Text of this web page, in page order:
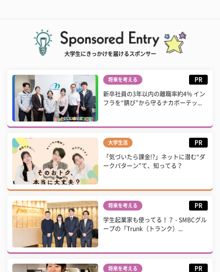
大学生にきっかけを届けるスポンサー
将来を考える PR
新卒社員の3年以内の離職率約4% イン
フラを“錆び”から守るナカボーテッ...
大学生活 PR
「気づいたら課金!?」ネットに潜む“ダ
ークパターン”て、知ってる？
将来を考える PR
学生起業家も使ってる！？ - SMBCグル
ープの「Trunk（トランク）...
将来を考える PR